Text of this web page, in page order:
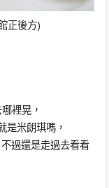
正後方)
裡晃，
是米朗琪嗎，
過還是走過去看看